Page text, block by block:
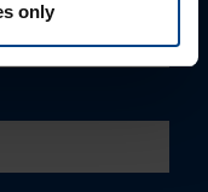
only